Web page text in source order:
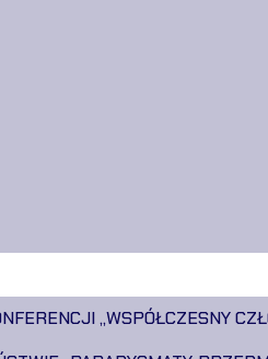
,,WSPÓŁCZESNY